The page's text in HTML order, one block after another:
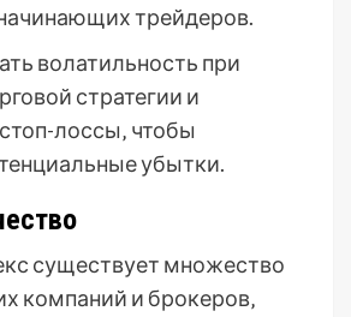
трейдеров.
волатильность при
стратегии и
лоссы‚ чтобы
убытки.
существует множество
компаний и брокеров‚